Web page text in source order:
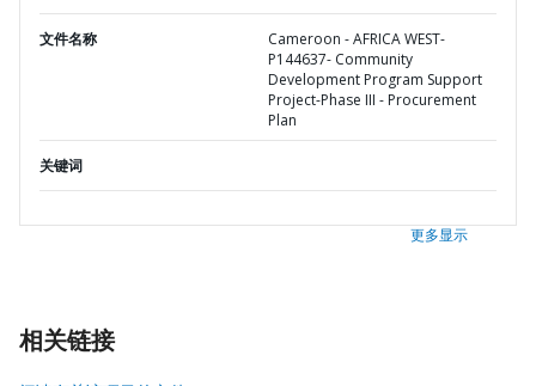
文件名称
Cameroon - AFRICA WEST-
P144637- Community
Development Program Support
Project-Phase III - Procurement
Plan
关键词
更多显示
相关链接